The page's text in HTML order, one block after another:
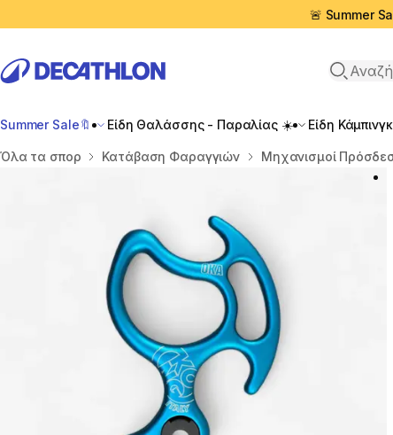
🚨 Summer
Summer Sale🔖 Είδη Θαλάσσης - Παραλίας ☀️ Είδη
Αρχική σελίδα
Όλα τα σπορ Κατάβαση Φαραγγιών Μηχανισμοί